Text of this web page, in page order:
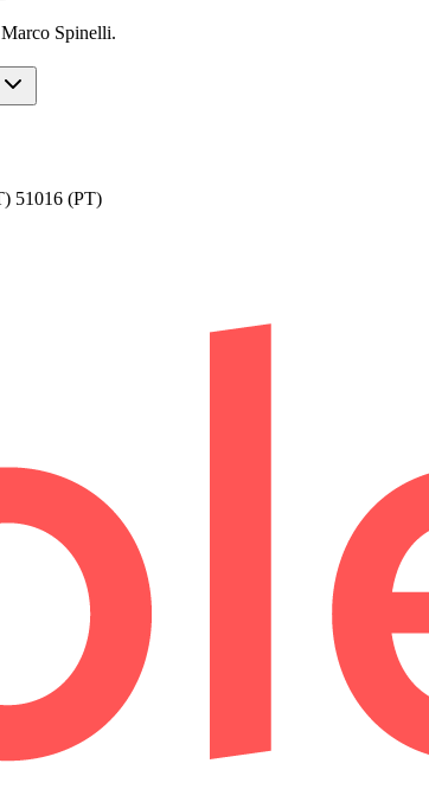
Spinelli.
51016 (PT)